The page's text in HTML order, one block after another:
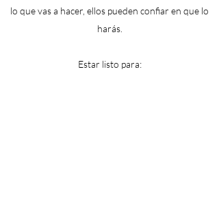
lo que vas a hacer, ellos pueden confiar en que lo
harás.
Estar listo para: